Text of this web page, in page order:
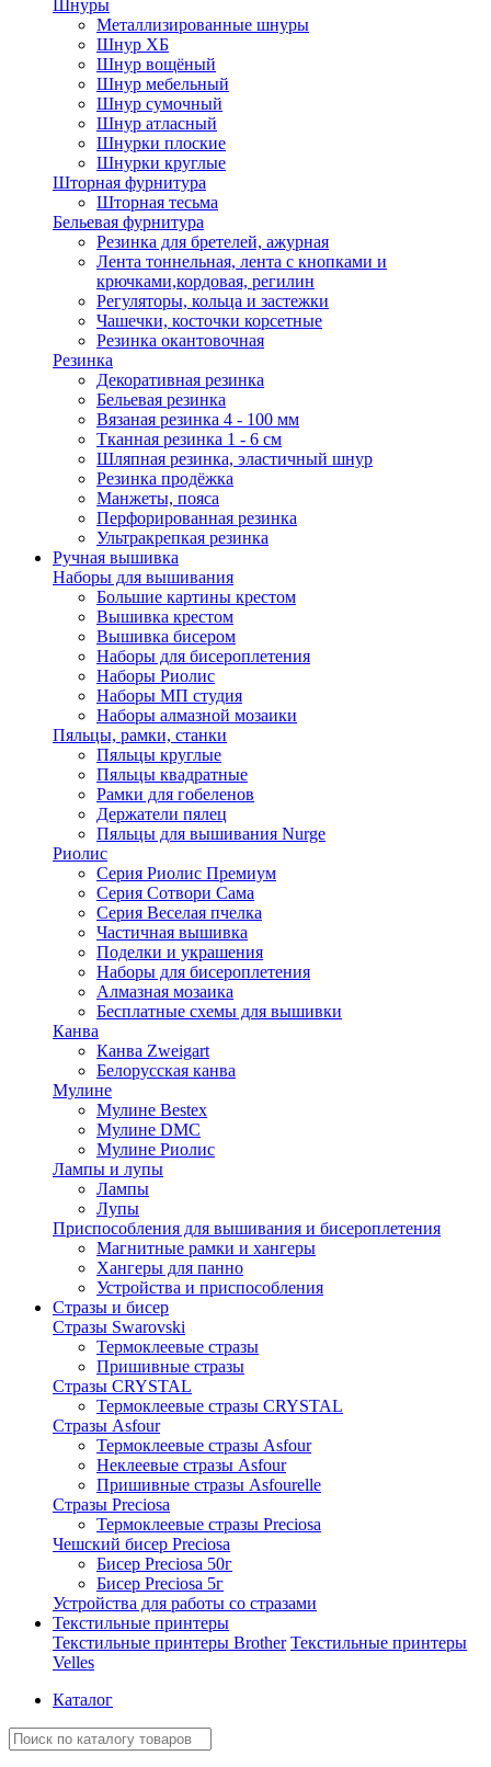
Шнуры
Металлизированные шнуры
Шнур ХБ
Шнур вощёный
Шнур мебельный
Шнур сумочный
Шнур атласный
Шнурки плоские
Шнурки круглые
Шторная фурнитура
Шторная тесьма
Бельевая фурнитура
Резинка для бретелей, ажурная
Лента тоннельная, лента с кнопками и
крючками,кордовая, регилин
Регуляторы, кольца и застежки
Чашечки, косточки корсетные
Резинка окантовочная
Резинка
Декоративная резинка
Бельевая резинка
Вязаная резинка 4 - 100 мм
Тканная резинка 1 - 6 см
Шляпная резинка, эластичный шнур
Резинка продёжка
Манжеты, пояса
Перфорированная резинка
Ультракрепкая резинка
Ручная вышивка
Наборы для вышивания
Большие картины крестом
Вышивка крестом
Вышивка бисером
Наборы для бисероплетения
Наборы Риолис
Наборы МП студия
Наборы алмазной мозаики
Пяльцы, рамки, станки
Пяльцы круглые
Пяльцы квадратные
Рамки для гобеленов
Держатели пялец
Пяльцы для вышивания Nurge
Риолис
Серия Риолис Премиум
Серия Сотвори Сама
Серия Веселая пчелка
Частичная вышивка
Поделки и украшения
Наборы для бисероплетения
Алмазная мозаика
Бесплатные схемы для вышивки
Канва
Канва Zweigart
Белорусская канва
Мулине
Мулине Bestex
Мулине DMC
Мулине Риолис
Лампы и лупы
Лампы
Лупы
Приспособления для вышивания и бисероплетения
Магнитные рамки и хангеры
Хангеры для панно
Устройства и приспособления
Стразы и бисер
Стразы Swarovski
Термоклеевые стразы
Пришивные стразы
Стразы CRYSTAL
Термоклеевые стразы CRYSTAL
Стразы Asfour
Термоклеевые стразы Asfour
Неклеевые стразы Asfour
Пришивные стразы Asfourelle
Стразы Preciosa
Термоклеевые стразы Preciosa
Чешский бисер Preciosa
Бисер Preciosa 50г
Бисер Preciosa 5г
Устройства для работы со стразами
Текстильные принтеры
Текстильные принтеры Brother Текстильные принтеры
Velles
Каталог